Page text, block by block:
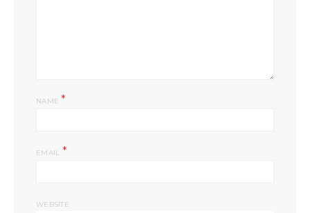
NAME*
EMAIL *
WEBSITE